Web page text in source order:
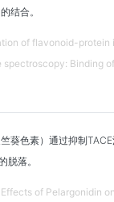
结合。
of flavonoid-protein
spectroscopy: Binding
葵色素）通过抑制
脱落。
of Pelargonidin